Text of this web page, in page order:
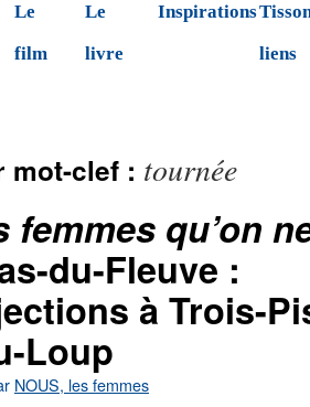
Le
film
Le
livre
Inspirations
liens
mot-clef : tournée
femmes qu’on
du-Fleuve :
à Trois-
Loup
NOUS, les femmes